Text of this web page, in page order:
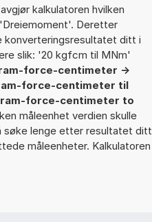
kalkulatoren hvilken
Deretter
konverteringsresultatet ditt i
slik: '20 kgfcm til MNm'
force-centimeter ->
force-centimeter til
force-centimeter to
måleenhet verdien skulle
søke lenge etter resultatet ditt
måleenheter. Kalkulatoren